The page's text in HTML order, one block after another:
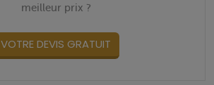
meilleur prix ?
VOTRE DEVIS GRATUIT